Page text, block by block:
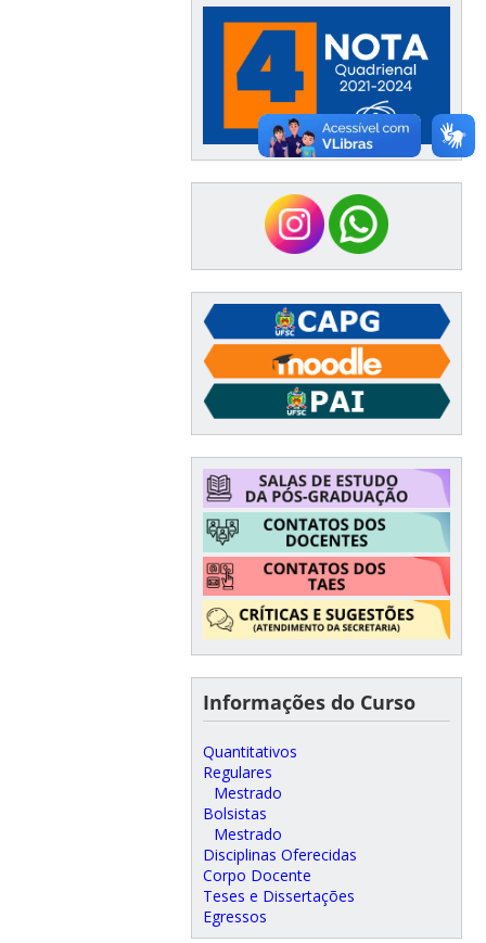
Informações do Curso
Quantitativos
Regulares
Mestrado
Bolsistas
Mestrado
Disciplinas Oferecidas
Corpo Docente
Teses e Dissertações
Egressos